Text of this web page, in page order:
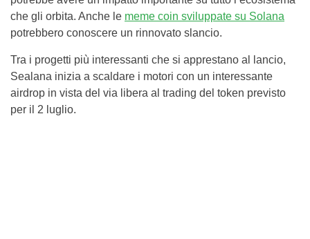
che gli orbita. Anche le meme coin sviluppate su Solana
potrebbero conoscere un rinnovato slancio.
Tra i progetti più interessanti che si apprestano al lancio,
Sealana inizia a scaldare i motori con un interessante
airdrop in vista del via libera al trading del token previsto
per il 2 luglio.